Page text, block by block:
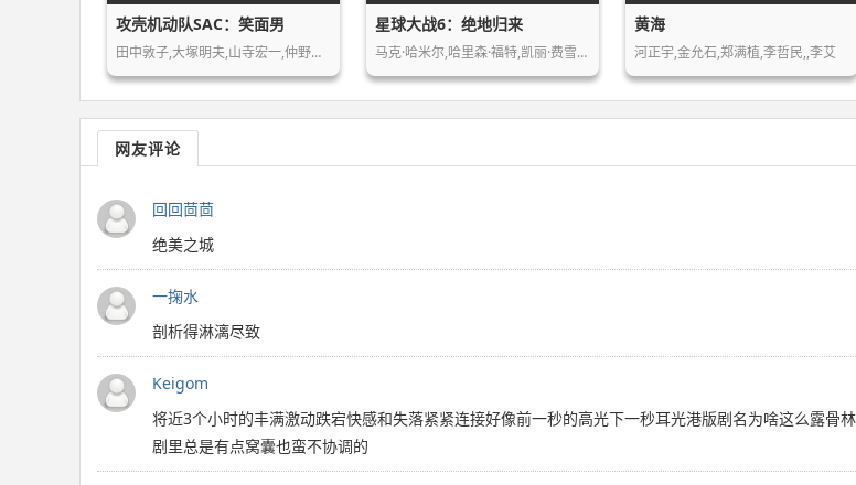
攻壳机动队SAC：笑面男
田中敦子,大塚明夫,山寺宏一,仲野裕,…
星球大战6：绝地归来
马克·哈米尔,哈里森·福特,凯丽·费雪…
黄海
河正宇,金允石,郑满植,李哲民,,李艾
网友评论
回回茴茴
绝美之城
一掬水
剖析得淋漓尽致
Keigom
将近3个小时的丰满激动跌宕快感和失落紧紧连接好像前一秒的高光下一秒耳光港版剧名为啥这么露
剧里总是有点窝囊也蛮不协调的